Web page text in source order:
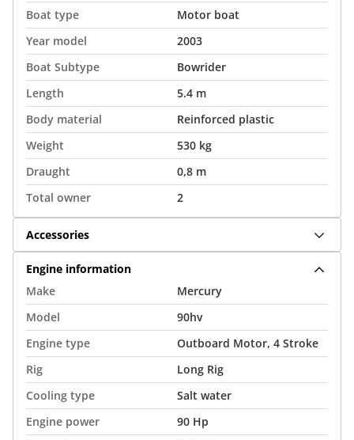
Boat type
Motor boat
Year model
2003
Boat Subtype
Bowrider
Length
5.4 m
Body material
Reinforced plastic
Weight
530 kg
Draught
0,8 m
Total owner
2
Accessories
Engine information
Make
Mercury
Model
90hv
Engine type
Outboard Motor, 4 Stroke
Rig
Long Rig
Cooling type
Salt water
Engine power
90 Hp